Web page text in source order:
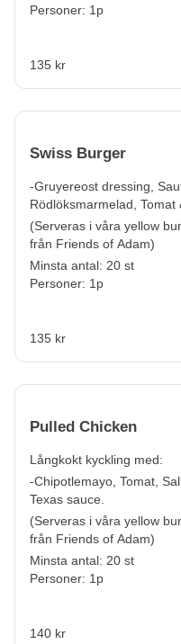
Personer: 1p
135 kr
Swiss Burger
-Gruyereost dressing,
Rödlöksmarmelad, Tomat
(Serveras i våra yellow
från Friends of Adam)
Minsta antal: 20 st
Personer: 1p
135 kr
Pulled Chicken
Långkokt kyckling med:
-Chipotlemayo, Tomat,
Texas sauce.
(Serveras i våra yellow
från Friends of Adam)
Minsta antal: 20 st
Personer: 1p
140 kr